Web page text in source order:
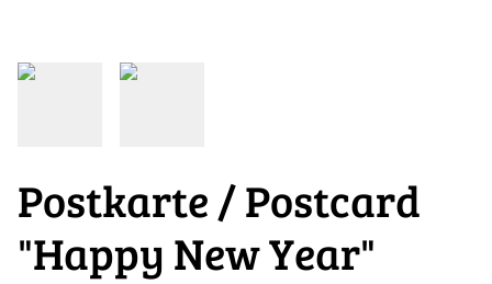
Postkarte / Postcard
"Happy New Year"